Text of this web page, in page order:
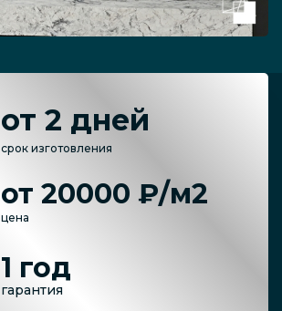
от 2 дней
срок изготовления
от 20000 ₽/м2
цена
1 год
гарантия